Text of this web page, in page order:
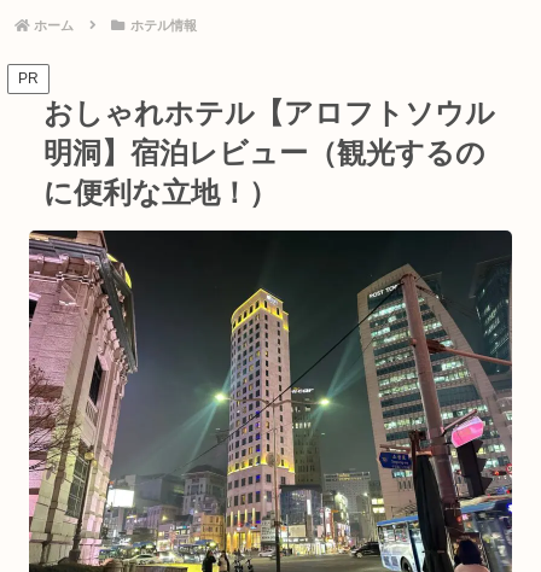
ホーム ホテル情報
PR
おしゃれホテル【アロフトソウル
明洞】宿泊レビュー（観光するの
に便利な立地！）